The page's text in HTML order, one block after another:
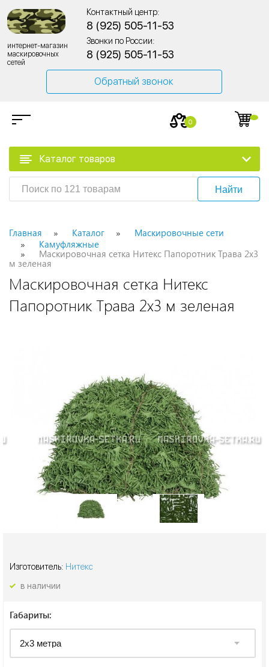
интернет-магазин
маскировочных
сетей
Контактный центр:
8 (925) 505-11-53
Звонки по России:
8 (925) 505-11-53
Обратный звонок
0
Каталог товаров
Найти
Главная Каталог
Маскировочные сети
Камуфляжные
Маскировочная сетка Нитекс Папоротник Трава 2х3
м зеленая
Маскировочная сетка Нитекс
Папоротник Трава 2х3 м зеленая
Изготовитель: Нитекс
в наличии
Габариты: